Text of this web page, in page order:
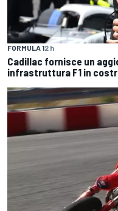
FORMULA 12 h
Cadillac fornisce un
infrastruttura F1 in